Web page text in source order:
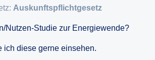
Auskunftspflichtgesetz
Nutzen-Studie zur Energiewende?
ich diese gerne einsehen.